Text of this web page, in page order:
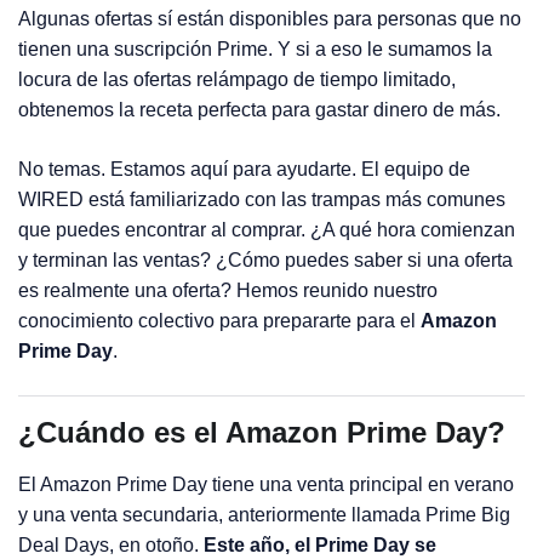
Algunas ofertas sí están disponibles para personas que no
tienen una suscripción Prime. Y si a eso le sumamos la
locura de las ofertas relámpago de tiempo limitado,
obtenemos la receta perfecta para gastar dinero de más.
No temas. Estamos aquí para ayudarte. El equipo de
WIRED está familiarizado con las trampas más comunes
que puedes encontrar al comprar. ¿A qué hora comienzan
y terminan las ventas? ¿Cómo puedes saber si una oferta
es realmente una oferta? Hemos reunido nuestro
conocimiento colectivo para prepararte para elAmazon
Prime Day.
¿Cuándo es el Amazon Prime Day?
El Amazon Prime Day tiene una venta principal en verano
y una venta secundaria, anteriormente llamada Prime Big
Deal Days, en otoño. Este año, el Prime Day se